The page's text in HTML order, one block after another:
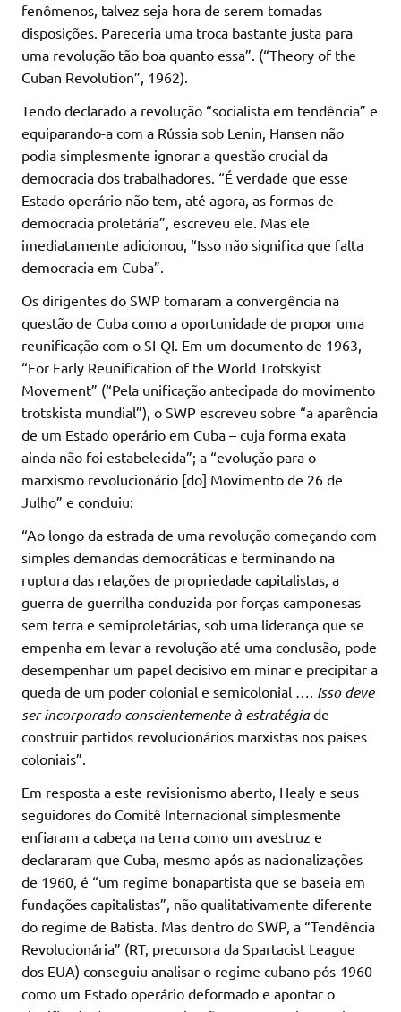
fenômenos, talvez seja hora de serem tomadas
disposições. Pareceria uma troca bastante justa para
uma revolução tão boa quanto essa”. (“Theory of the
Cuban Revolution”, 1962).
Tendo declarado a revolução “socialista em tendência” e
equiparando-a com a Rússia sob Lenin, Hansen não
podia simplesmente ignorar a questão crucial da
democracia dos trabalhadores. “É verdade que esse
Estado operário não tem, até agora, as formas de
democracia proletária”, escreveu ele. Mas ele
imediatamente adicionou, “Isso não significa que falta
democracia em Cuba”.
Os dirigentes do SWP tomaram a convergência na
questão de Cuba como a oportunidade de propor uma
reunificação com o SI-QI. Em um documento de 1963,
“For Early Reunification of the World Trotskyist
Movement” (“Pela unificação antecipada do movimento
trotskista mundial”), o SWP escreveu sobre “a aparência
de um Estado operário em Cuba – cuja forma exata
ainda não foi estabelecida”; a “evolução para o
marxismo revolucionário [do] Movimento de 26 de
Julho” e concluiu:
“Ao longo da estrada de uma revolução começando com
simples demandas democráticas e terminando na
ruptura das relações de propriedade capitalistas, a
guerra de guerrilha conduzida por forças camponesas
sem terra e semiproletárias, sob uma liderança que se
empenha em levar a revolução até uma conclusão, pode
desempenhar um papel decisivo em minar e precipitar a
queda de um poder colonial e semicolonial …. Isso deve
ser incorporado conscientemente à estratégiade
construir partidos revolucionários marxistas nos países
coloniais”.
Em resposta a este revisionismo aberto, Healy e seus
seguidores do Comitê Internacional simplesmente
enfiaram a cabeça na terra como um avestruz e
declararam que Cuba, mesmo após as nacionalizações
de 1960, é “um regime bonapartista que se baseia em
fundações capitalistas”, não qualitativamente diferente
do regime de Batista. Mas dentro do SWP, a “Tendência
Revolucionária” (RT, precursora da Spartacist League
dos EUA) conseguiu analisar o regime cubano pós-1960
como um Estado operário deformado e apontar o